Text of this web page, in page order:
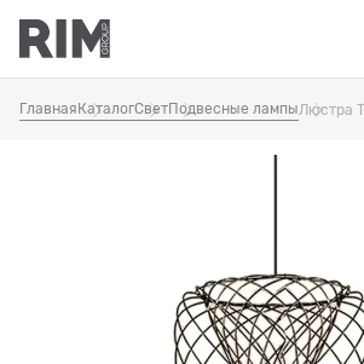
Главная КаталогСветПодвесные лампыЛюстра